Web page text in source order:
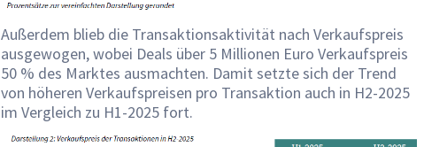
Außerdem blieb die Transaktionsaktivität nach Verkaufspreis
ausgewogen, wobei Deals über 5 Millionen Euro Verkaufspreis
50 % des Marktes ausmachten. Damit setzte sich der Trend
von höheren Verkaufspreisen pro Transaktion auch in H2-2025
im Vergleich zu H1-2025 fort.